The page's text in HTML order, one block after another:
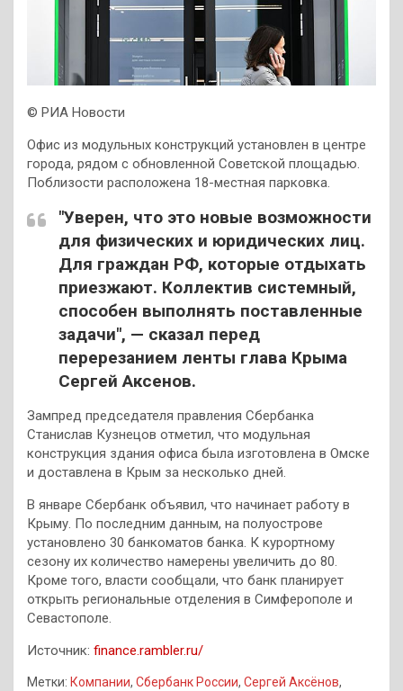
© РИА Новости
Офис из модульных конструкций установлен в центре
города, рядом с обновленной Советской площадью.
Поблизости расположена 18-местная парковка.
"Уверен, что это новые возможности
для физических и юридических лиц.
Для граждан РФ, которые отдыхать
приезжают. Коллектив системный,
способен выполнять поставленные
задачи", — сказал перед
перерезанием ленты глава Крыма
Сергей Аксенов.
Зампред председателя правления Сбербанка
Станислав Кузнецов отметил, что модульная
конструкция здания офиса была изготовлена в Омске
и доставлена в Крым за несколько дней.
В январе Сбербанк объявил, что начинает работу в
Крыму. По последним данным, на полуострове
установлено 30 банкоматов банка. К курортному
сезону их количество намерены увеличить до 80.
Кроме того, власти сообщали, что банк планирует
открыть региональные отделения в Симферополе и
Севастополе.
Источник: finance.rambler.ru/
Метки: Компании, Сбербанк России, Сергей Аксёнов,